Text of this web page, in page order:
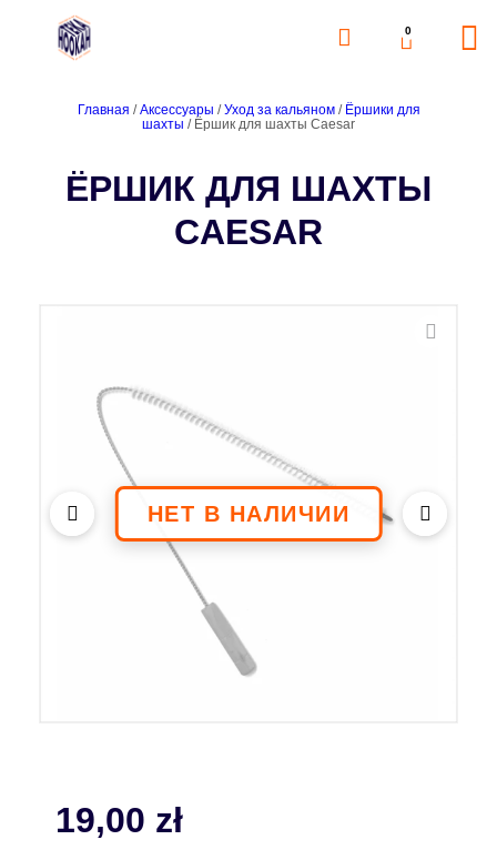
0
Главная /Аксессуары /Уход за кальяном/ Ёршики для
шахты / Ёршик для шахты Caesar
ЁРШИК ДЛЯ ШАХТЫ
CAESAR
19,00 zł